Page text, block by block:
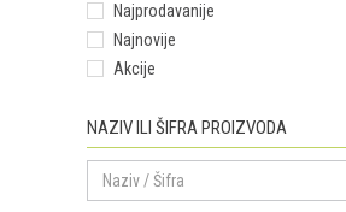
Najprodavanije
Najnovije
Akcije
NAZIV ILI ŠIFRA PROIZVODA